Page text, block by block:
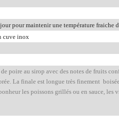
pour maintenir une température fraiche
cuve inox
poire au sirop avec des notes de fruits
La finale est longue très finement
les poissons grillés ou en sauce, les